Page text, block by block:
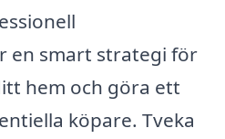
en smart strategi för
hem och göra ett
köpare. Tveka